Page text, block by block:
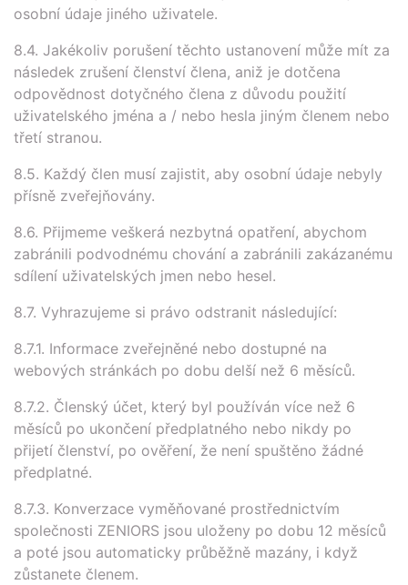
osobní údaje jiného uživatele.
8.4. Jakékoliv porušení těchto ustanovení může mít za
následek zrušení členství člena, aniž je dotčena
odpovědnost dotyčného člena z důvodu použití
uživatelského jména a / nebo hesla jiným členem nebo
třetí stranou.
8.5. Každý člen musí zajistit, aby osobní údaje nebyly
přísně zveřejňovány.
8.6. Přijmeme veškerá nezbytná opatření, abychom
zabránili podvodnému chování a zabránili zakázanému
sdílení uživatelských jmen nebo hesel.
8.7. Vyhrazujeme si právo odstranit následující:
8.7.1. Informace zveřejněné nebo dostupné na
webových stránkách po dobu delší než 6 měsíců.
8.7.2. Členský účet, který byl používán více než 6
měsíců po ukončení předplatného nebo nikdy po
přijetí členství, po ověření, že není spuštěno žádné
předplatné.
8.7.3. Konverzace vyměňované prostřednictvím
společnosti ZENIORS jsou uloženy po dobu 12 měsíců
a poté jsou automaticky průběžně mazány, i když
zůstanete členem.